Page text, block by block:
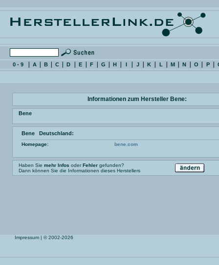
0 - 9 A B C D E F G H I J K L M N O P
Informationen zum Hersteller Bene:
Bene
Bene Deutschland:
Homepage: bene.com
Haben Sie mehr Infos oderFehler gefunden?
Dann können Sie die Informationen dieses Herstellers
Impressum | © 2002-2026